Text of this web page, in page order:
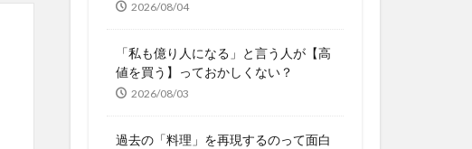
2026/08/04
「私も億り人になる」と言う人が【高
値を買う】っておかしくない？
2026/08/03
過去の「料理」を再現するのって面白